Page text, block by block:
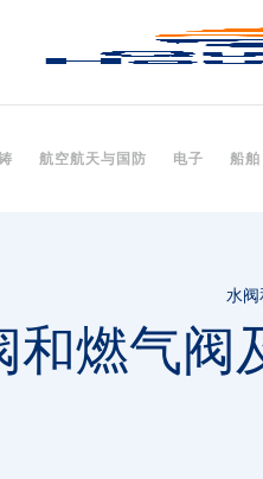
航空航天与国防 电子 船舶
水
和燃气阀